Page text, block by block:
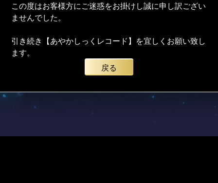
この度はお客様方にご迷惑をお掛けし誠に申し訳ござい
ませんでした。
引き続き【あやかしっくレコード】を宜しくお願い致し
ます。
戻る